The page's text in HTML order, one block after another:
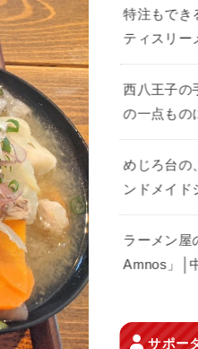
特注もでき
ティスリー
西八王子の
の一点もの
めじろ台の
ンドメイド
ラーメン屋
Amnos」│
サポー